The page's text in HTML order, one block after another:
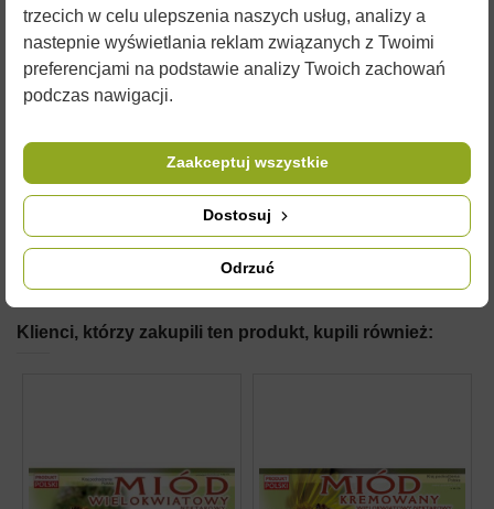
Zdjęcia są ilustracją poglądową i czasami przedmioty mogą
różnić się od wyglądu w rzeczywistości. Nie zmienia to jednak
ich właściwości użytkowych.
Klienci, którzy zakupili ten produkt, kupili również:
trzecich w celu ulepszenia naszych usług, analizy a
nastepnie wyświetlania reklam związanych z Twoimi
preferencjami na podstawie analizy Twoich zachowań
podczas nawigacji.
Odrzuć
Dostosuj
Zaakceptuj wszystkie